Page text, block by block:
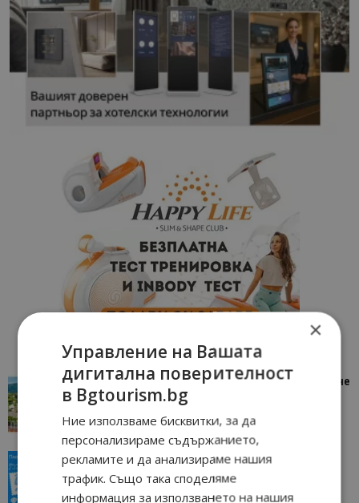
“Пощенска картичка от…”: Петрич – Изживяване
отвъд очакваното
Петрич 11/07/2026 11:22
“Пощенска картичка от…”: Пловдив, градът на
всички времена
Пловдив 23/06/2026 10:00
×
Управление на Вашата
дигитална поверителност
в Bgtourism.bg
Ние използваме бисквитки, за да
персонализираме съдържанието,
рекламите и да анализираме нашия
трафик. Също така споделяме
информация за използването на нашия